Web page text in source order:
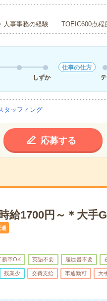
・人事事務の経験 TOEIC600点程
しずか
仕事の仕方
タッフィング
応募する
給1700円～＊大手
遣
新卒OK 英語不要 履歴書不要
残業少 交費支給 車通勤可 大